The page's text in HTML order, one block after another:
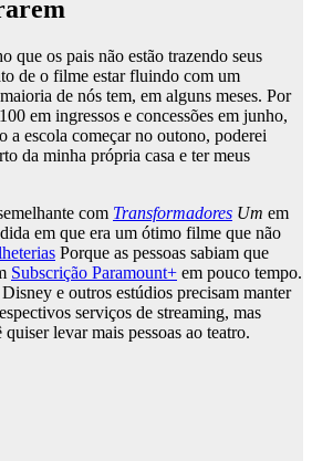
que os pais não estão trazendo seus
de o filme estar fluindo com um
de nós tem, em alguns meses. Por
em ingressos e concessões em junho,
a escola começar no outono, poderei
da minha própria casa e ter meus
com Transformadores Um em
em que era um ótimo filme que não
Porque as pessoas sabiam que
Subscrição Paramount+ em pouco tempo.
e outros estúdios precisam manter
serviços de streaming, mas
levar mais pessoas ao teatro.